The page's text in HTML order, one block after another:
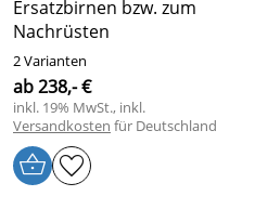
Ersatzbirnen bzw. zum
Nachrüsten
2 Varianten
ab 238,- €
inkl. 19% MwSt., inkl.
Versandkosten für Deutschland